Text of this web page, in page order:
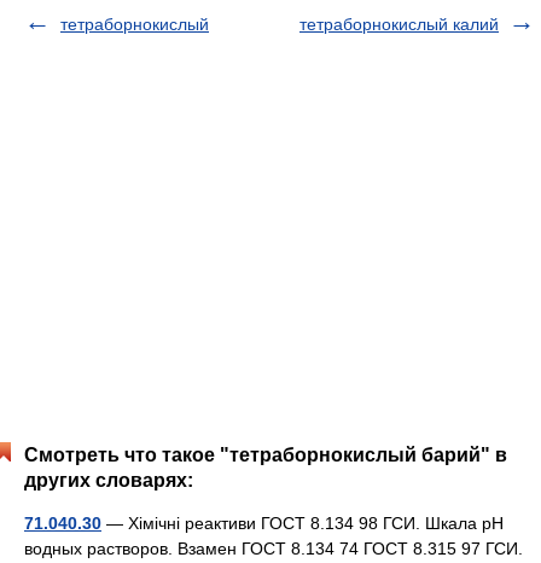
тетраборнокислый
тетраборнокислый калий
Смотреть что такое "тетраборнокислый барий" в
других словарях:
71.040.30 — Хімічні реактиви ГОСТ 8.134 98 ГСИ. Шкала рН
водных растворов. Взамен ГОСТ 8.134 74 ГОСТ 8.315 97 ГСИ.